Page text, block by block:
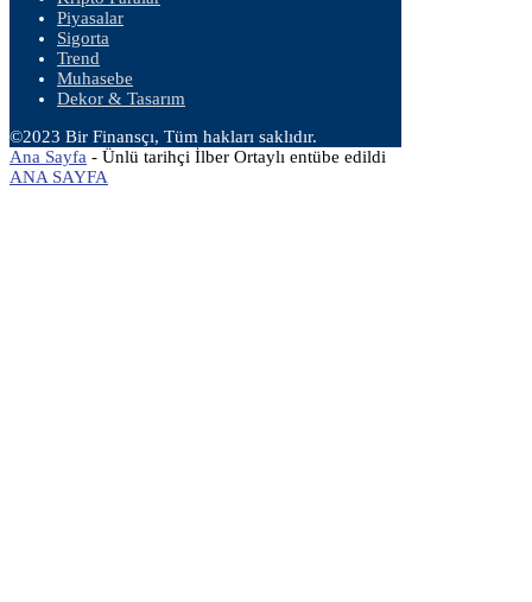
Piyasalar
Sigorta
Trend
Muhasebe
Dekor & Tasarım
©2023 Bir Finansçı, Tüm hakları saklıdır.
Ana Sayfa - Ünlü tarihçi İlber Ortaylı entübe edildi
ANA SAYFA